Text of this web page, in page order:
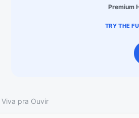
Premium
TRY THE
Viva pra Ouvir